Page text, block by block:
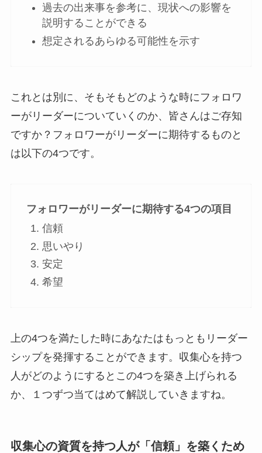
過去の出来事を参考に、現状への影響を
説明することができる
想定されるあらゆる可能性を示す
これとは別に、そもそもどのような時にフォロワ
ーがリーダーについていくのか、皆さんはご存知
ですか？フォロワーがリーダーに期待するものと
は以下の4つです。
フォロワーがリーダーに期待する4つの項目
信頼
思いやり
安定
希望
上の4つを満たした時にあなたはもっともリーダー
シップを発揮することができます。収集心を持つ
人がどのようにするとこの4つを築き上げられる
か、１つずつ当てはめて解説していきますね。
収集心の資質を持つ人が「信頼」を築くため